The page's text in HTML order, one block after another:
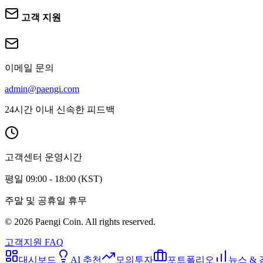
고객 지원
이메일 문의
admin@paengi.com
24시간 이내 신속한 피드백
고객센터 운영시간
평일 09:00 - 18:00 (KST)
주말 및 공휴일 휴무
© 2026 Paengi Coin. All rights reserved.
고객지원 FAQ
대시보드
AI 추천 모의투자 포트폴리오 뉴스 &